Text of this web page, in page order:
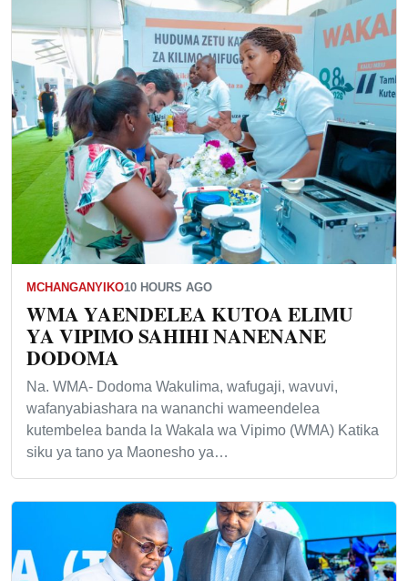
MCHANGANYIKO10 HOURS AGO
WMA YAENDELEA KUTOA ELIMU
YA VIPIMO SAHIHI NANENANE
DODOMA
Na. WMA- Dodoma Wakulima, wafugaji, wavuvi,
wafanyabiashara na wananchi wameendelea
kutembelea banda la Wakala wa Vipimo (WMA) Katika
siku ya tano ya Maonesho ya…